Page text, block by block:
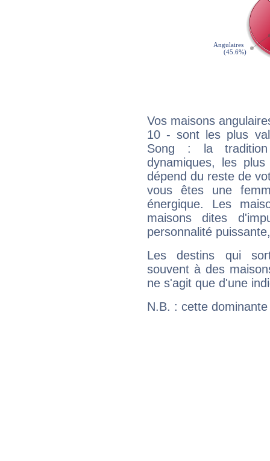
Vos maisons
10 - sont les plus
Song : la
dynamiques, les
dépend du reste de
vous êtes une
énergique. Les
maisons dites
personnalité
Les destins qui
souvent à des
ne s'agit que d'une
N.B. : cette